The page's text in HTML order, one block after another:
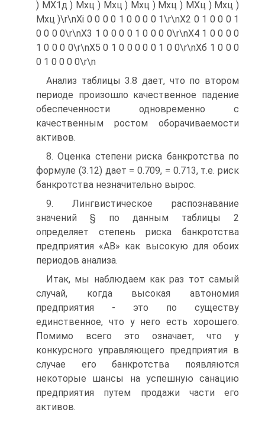
) МХ1д ) Мхц ) Мхц ) Мхц ) Мхц ) МХц ) Мхц )
Мхц )\r\nХі 0 0 0 0 1 0 0 0 0 1\r\nХ2 0 1 0 0 0 1
0 0 0 0\r\nХ3 1 0 0 0 0 1 0 0 0 0\r\nХ4 1 0 0 0 0
1 0 0 0 0\r\nХ5 0 1 0 0 0 0 0 1 0 0\r\nХб 1 0 0 0
0 1 0 0 0 0\r\n
Анализ таблицы 3.8 дает, что по втором
периоде произошло качественное падение
обеспеченности одновременно с
качественным ростом оборачиваемости
активов.
8. Оценка степени риска банкротства по
формуле (3.12) дает = 0.709, = 0.713, т.е. риск
банкротства незначительно вырос.
9. Лингвистическое распознавание
значений § по данным таблицы 2
определяет степень риска банкротства
предприятия «АВ» как высокую для обоих
периодов анализа.
Итак, мы наблюдаем как раз тот самый
случай, когда высокая автономия
предприятия - это по существу
единственное, что у него есть хорошего.
Помимо всего это означает, что у
конкурсного управляющего предприятия в
случае его банкротства появляются
некоторые шансы на успешную санацию
предприятия путем продажи части его
активов.